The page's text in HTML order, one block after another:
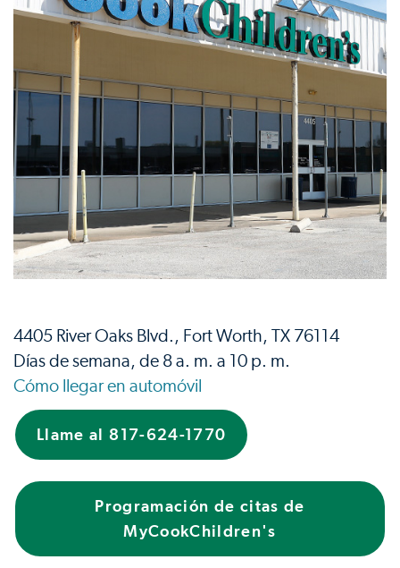
4405 River Oaks Blvd., Fort Worth, TX 76114
Días de semana, de 8 a. m. a 10 p. m.
Cómo llegar en automóvil
Llame al 817-624-1770
Programación de citas de
MyCookChildren's